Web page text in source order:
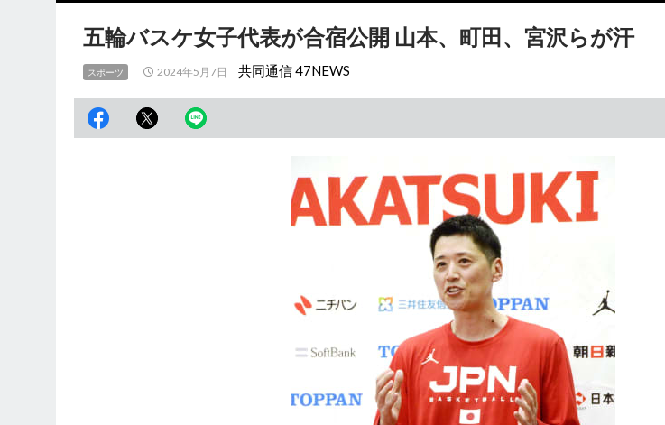
五輪バスケ女子代表が合宿公開 山本、町田、宮沢らが汗
スポーツ 2024年5月7日 共同通信 47NEWS